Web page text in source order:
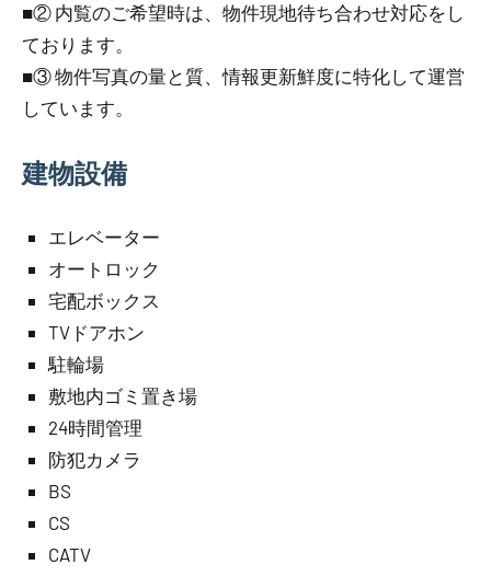
■② 内覧のご希望時は、物件現地待ち合わせ対応をし
ております。
■③ 物件写真の量と質、情報更新鮮度に特化して運営
しています。
建物設備
エレベーター
オートロック
宅配ボックス
TVドアホン
駐輪場
敷地内ゴミ置き場
24時間管理
防犯カメラ
BS
CS
CATV